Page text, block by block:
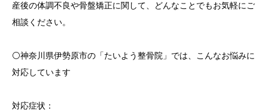
産後の体調不良や骨盤矯正に関して、どんなことでもお気軽にご
相談ください。
⚪️神奈川県伊勢原市の「たいよう整骨院」では、こんなお悩みに
対応しています
対応症状：